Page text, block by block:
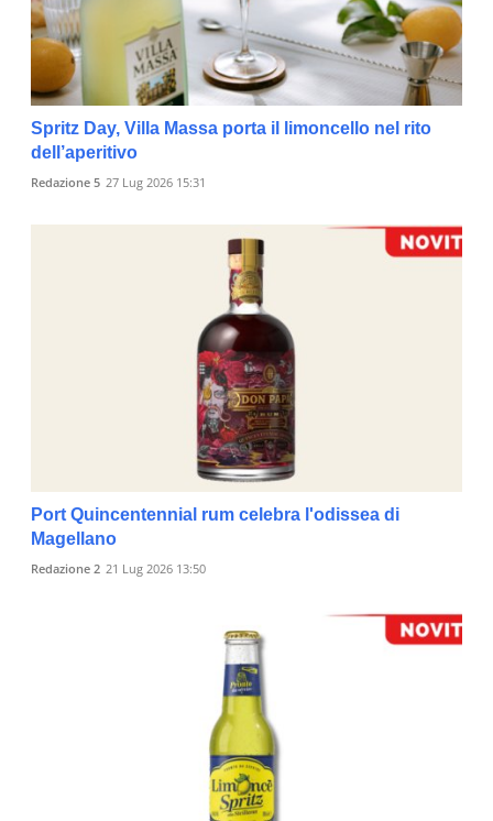
Spritz Day, Villa Massa porta il limoncello nel rito
dell’aperitivo
Redazione 5 27 Lug 2026 15:31
Port Quincentennial rum celebra l'odissea di
Magellano
Redazione 2 21 Lug 2026 13:50